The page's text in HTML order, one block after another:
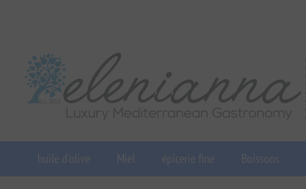
huile d'olive Miel épicerie fine Boissons